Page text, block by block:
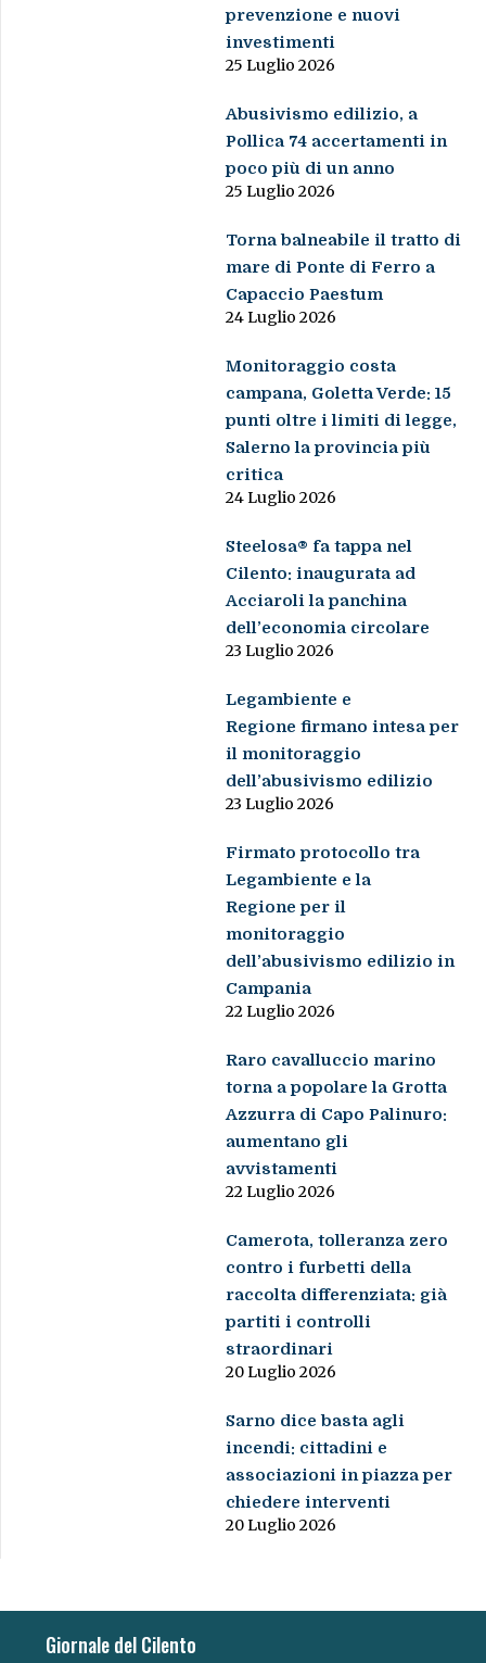
prevenzione e nuovi
investimenti
25 Luglio 2026
Abusivismo edilizio, a
Pollica 74 accertamenti in
poco più di un anno
25 Luglio 2026
Torna balneabile il tratto di
mare di Ponte di Ferro a
Capaccio Paestum
24 Luglio 2026
Monitoraggio costa
campana, Goletta Verde: 15
punti oltre i limiti di legge,
Salerno la provincia più
critica
24 Luglio 2026
Steelosa® fa tappa nel
Cilento: inaugurata ad
Acciaroli la panchina
dell’economia circolare
23 Luglio 2026
Legambiente e
Regione firmano intesa per
il monitoraggio
dell’abusivismo edilizio
23 Luglio 2026
Firmato protocollo tra
Legambiente e la
Regione per il
monitoraggio
dell’abusivismo edilizio in
Campania
22 Luglio 2026
Raro cavalluccio marino
torna a popolare la Grotta
Azzurra di Capo Palinuro:
aumentano gli
avvistamenti
22 Luglio 2026
Camerota, tolleranza zero
contro i furbetti della
raccolta differenziata: già
partiti i controlli
straordinari
20 Luglio 2026
Sarno dice basta agli
incendi: cittadini e
associazioni in piazza per
chiedere interventi
20 Luglio 2026
Giornale del Cilento